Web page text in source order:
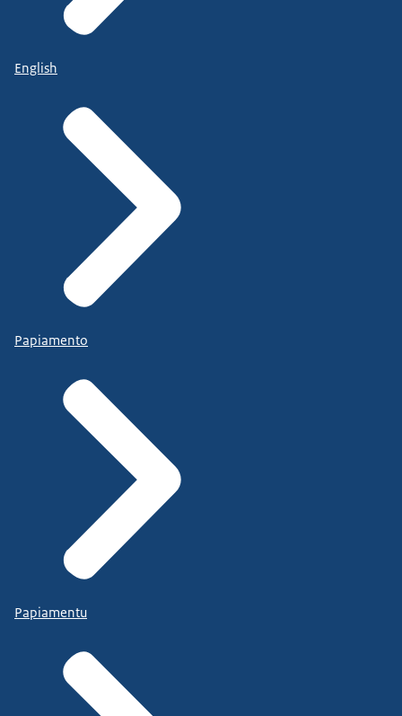
English
Papiamento
Papiamentu